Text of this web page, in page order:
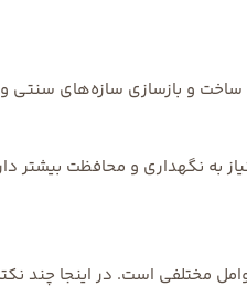
ساخت و بازسازی سازه‌های
به نگهداری و محافظت
مختلفی است. در اینجا چند